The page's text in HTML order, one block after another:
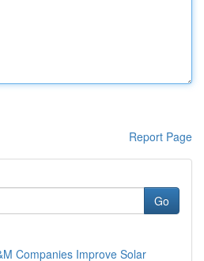
Report Page
Go
Companies Improve Solar